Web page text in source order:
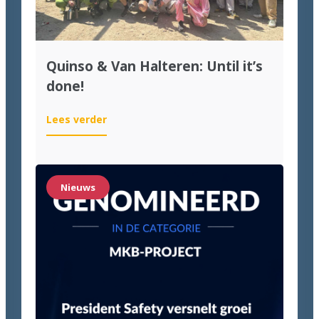
Quinso & Van Halteren: Until it’s
done!
Lees verder:
Quinso
Van
Halteren:
Until
it’s
done!
Nieuws